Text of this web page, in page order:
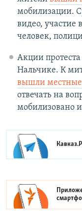
мобилизации.
видео, участие
человек,
Акции
Нальчике. К
вышли
отвечать на
мобилизовано